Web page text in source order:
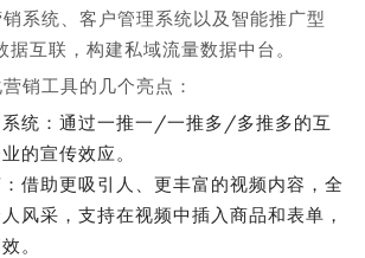
系统、客户管理系统以及智能推广型
互联，构建私域流量数据中台。
销工具的几个亮点：
统：通过一推一/一推多/多推多的互
的宣传效应。
借助更吸引人、更丰富的视频内容，全
风采，支持在视频中插入商品和表单，
。